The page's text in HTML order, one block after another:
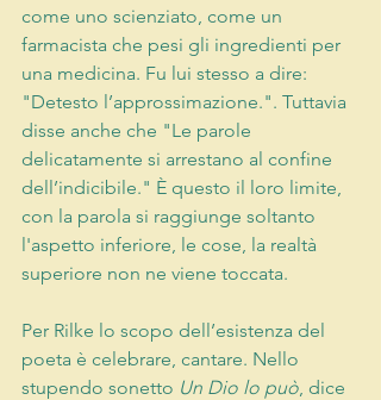
come uno scienziato, come un
farmacista che pesi gli ingredienti per
una medicina. Fu lui stesso a dire:
"Detesto l’approssimazione.". Tuttavia
disse anche che "Le parole
delicatamente si arrestano al confine
dell’indicibile." È questo il loro limite,
con la parola si raggiunge soltanto
l'aspetto inferiore, le cose, la realtà
superiore non ne viene toccata.
Per Rilke lo scopo dell’esistenza del
poeta è celebrare, cantare. Nello
stupendo sonetto Un Dio lo può , dice